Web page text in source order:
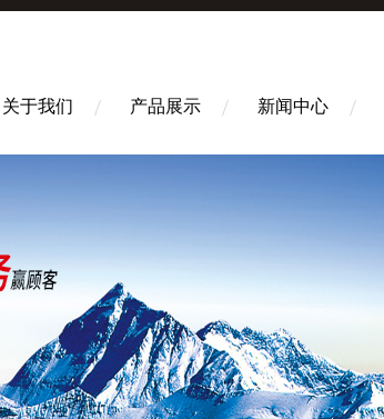
关于我们 产品展示 新闻中心